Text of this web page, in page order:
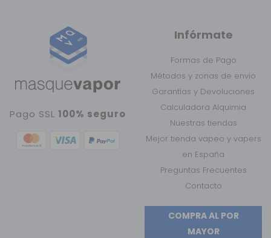
Pago SSL100% seguro
Infórmate
Formas de Pago
Métodos y zonas de envío
Garantías y Devoluciones
Calculadora Alquimia
Nuestras tiendas
Mejor tienda vapeo y vapers
en España
Preguntas Frecuentes
Contacto
COMPRA AL POR
MAYOR